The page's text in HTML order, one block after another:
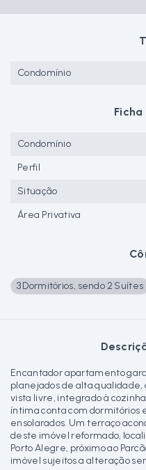
3 Dormitórios, sendo 2 Suítes
Encantador apartamento
planejados de alta
vista livre, integrado à
íntima conta com dormitórios
ensolarados. Um terraço
deste imóvel reformado,
Porto Alegre, próximo ao
imóvel sujeitos a alteração
Condomínio
Ficha
Condomínio
Perfil
Situação
Área Privativa